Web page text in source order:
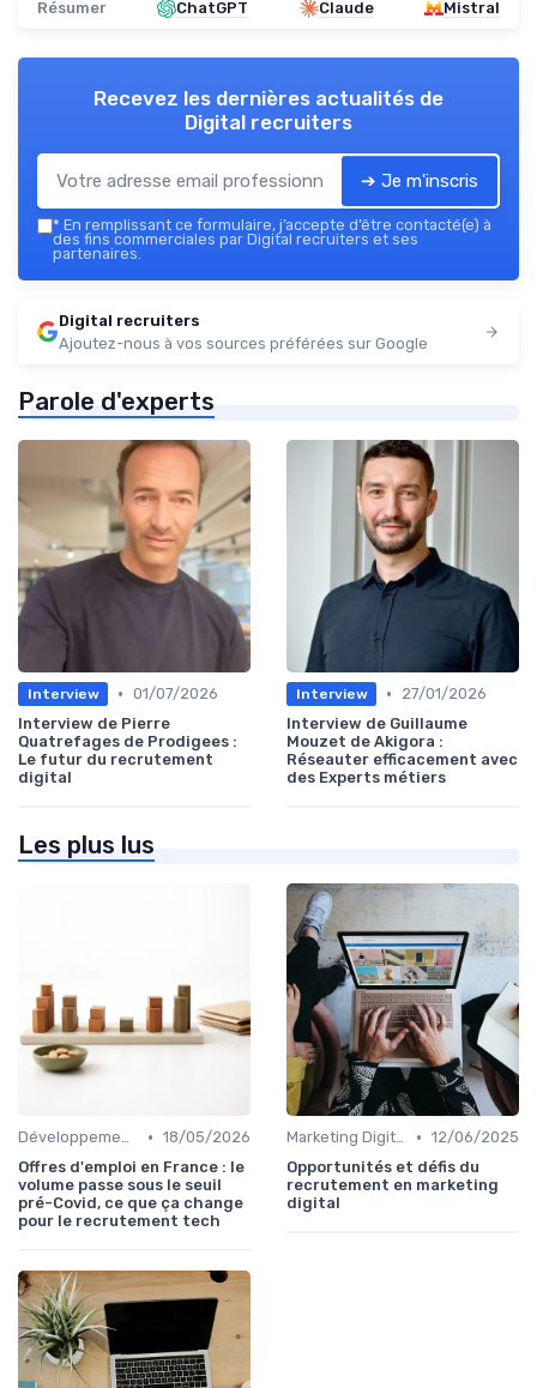
Résumer ChatGPT Claude Mistral
Recevez les dernières actualités de
Digital recruiters
➔ Je m'inscris
* En remplissant ce formulaire, j’accepte d’être contacté(e) à
des fins commerciales par Digital recruiters et ses
partenaires.
Digital recruiters
Ajoutez-nous à vos sources préférées sur Google
Parole d'experts
Interview • 01/07/2026
Interview de Pierre
Quatrefages de Prodigees :
Le futur du recrutement
digital
Interview •
27/01/2026
Interview de Guillaume
Mouzet de Akigora :
Réseauter efficacement avec
des Experts métiers
Les plus lus
Développement Web et Mobile • 18/05/2026
Offres d'emploi en France : le
volume passe sous le seuil
pré-Covid, ce que ça change
pour le recrutement tech
Marketing Digital et SEO • 12/06/2025
Opportunités et défis du
recrutement en marketing
digital